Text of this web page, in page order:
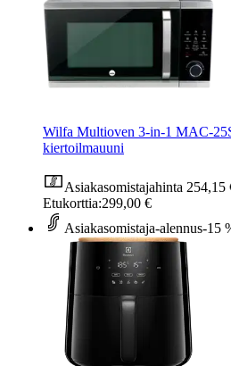
Wilfa Multioven 3-in-1 MAC-
kiertoilmauuni
Asiakasomistajahinta 254,15
Etukorttia:299,00 €
Asiakasomistaja-alennus-15